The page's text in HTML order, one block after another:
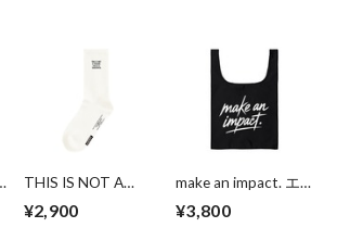
THIS IS NOT A
TAKEOVER.Socks
¥2,900
make an impact. エ
¥3,800